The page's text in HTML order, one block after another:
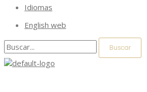
Idiomas
English web